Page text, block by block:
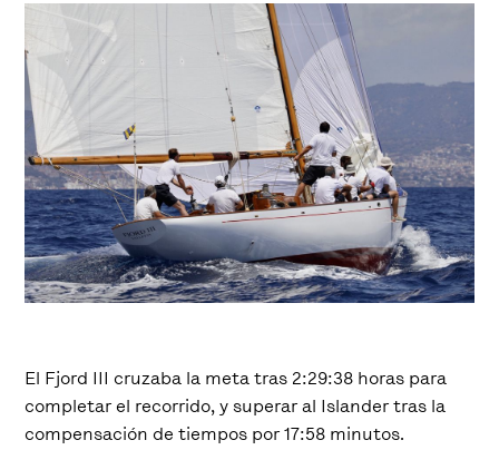
El Fjord III cruzaba la meta tras 2:29:38 horas para
completar el recorrido, y superar al Islander tras la
compensación de tiempos por 17:58 minutos.